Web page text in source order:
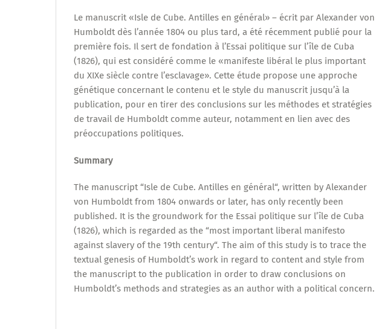
Le manuscrit «Isle de Cube. Antilles en général» – écrit par Alexander von
Humboldt dès l’année 1804 ou plus tard, a été récemment publié pour la
première fois. Il sert de fondation à l’Essai politique sur l’île de Cuba
(1826), qui est considéré comme le «manifeste libéral le plus important
du XIXe siècle contre l’esclavage». Cette étude propose une approche
génétique concernant le contenu et le style du manuscrit jusqu’à la
publication, pour en tirer des conclusions sur les méthodes et stratégies
de travail de Humboldt comme auteur, notamment en lien avec des
préoccupations politiques.
Summary
The manuscript “Isle de Cube. Antilles en général“, written by Alexander
von Humboldt from 1804 onwards or later, has only recently been
published. It is the groundwork for the Essai politique sur l’île de Cuba
(1826), which is regarded as the “most important liberal manifesto
against slavery of the 19th century“. The aim of this study is to trace the
textual genesis of Humboldt’s work in regard to content and style from
the manuscript to the publication in order to draw conclusions on
Humboldt’s methods and strategies as an author with a political concern.